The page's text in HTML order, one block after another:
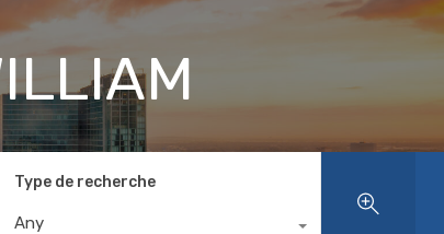
Type de recherche
Any